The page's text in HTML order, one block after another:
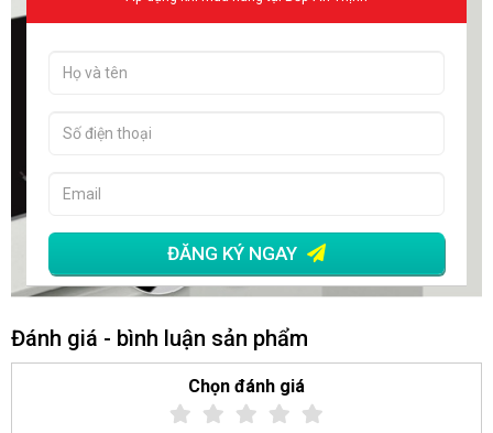
ĐĂNG KÝ NGAY
Đánh giá - bình luận sản phẩm
Chọn đánh giá